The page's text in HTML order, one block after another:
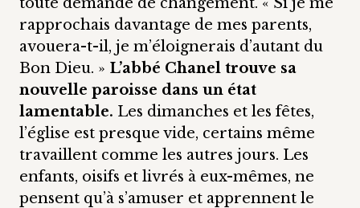
rapprochais davantage de mes parents,
avouera-t-il, je m’éloignerais d’autant du
Bon Dieu. » L’abbé Chanel trouve sa
nouvelle paroisse dans un état
lamentable. Les dimanches et les fêtes,
l’église est presque vide, certains même
travaillent comme les autres jours. Les
enfants, oisifs et livrés à eux-mêmes, ne
pensent qu’à s’amuser et apprennent le